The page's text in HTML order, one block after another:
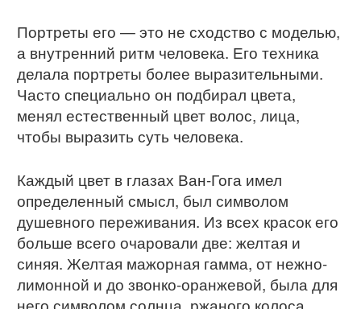
Портреты его — это не сходство с моделью,
а внутренний ритм человека. Его техника
делала портреты более выразительными.
Часто специально он подбирал цвета,
менял естественный цвет волос, лица,
чтобы выразить суть человека.
Каждый цвет в глазах Ван-Гога имел
определенный смысл, был символом
душевного переживания. Из всех красок его
больше всего очаровали две: желтая и
синяя. Желтая мажорная гамма, от нежно-
лимонной и до звонко-оранжевой, была для
него символом солнца, ржаного колоса,